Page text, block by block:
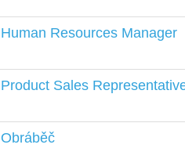
Human Resources Manager
Product Sales
Obráběč